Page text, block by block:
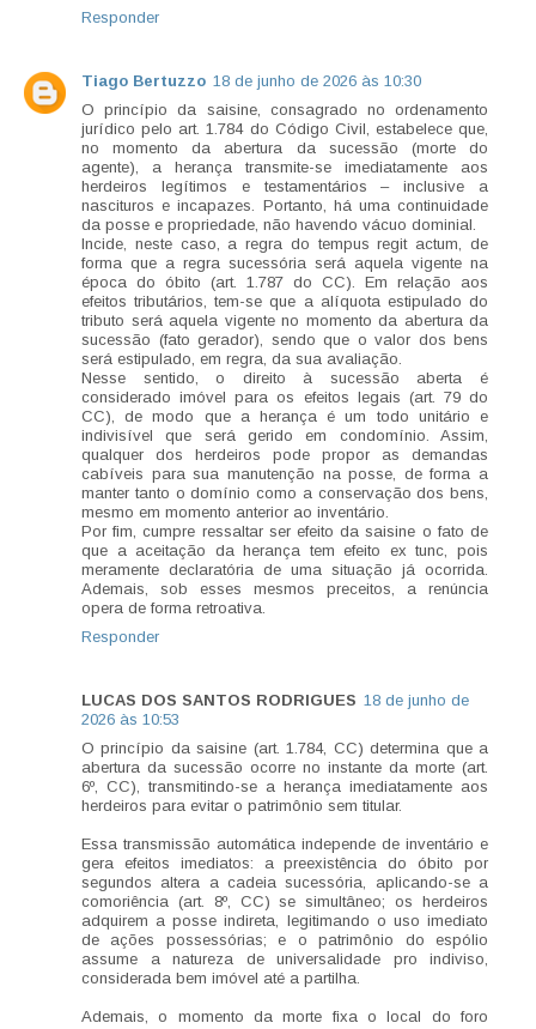
Responder
Tiago Bertuzzo 18 de junho de 2026 às 10:30
O princípio da saisine, consagrado no ordenamento
jurídico pelo art. 1.784 do Código Civil, estabelece que,
no momento da abertura da sucessão (morte do
agente), a herança transmite-se imediatamente aos
herdeiros legítimos e testamentários – inclusive a
nascituros e incapazes. Portanto, há uma continuidade
da posse e propriedade, não havendo vácuo dominial.
Incide, neste caso, a regra do tempus regit actum, de
forma que a regra sucessória será aquela vigente na
época do óbito (art. 1.787 do CC). Em relação aos
efeitos tributários, tem-se que a alíquota estipulado do
tributo será aquela vigente no momento da abertura da
sucessão (fato gerador), sendo que o valor dos bens
será estipulado, em regra, da sua avaliação.
Nesse sentido, o direito à sucessão aberta é
considerado imóvel para os efeitos legais (art. 79 do
CC), de modo que a herança é um todo unitário e
indivisível que será gerido em condomínio. Assim,
qualquer dos herdeiros pode propor as demandas
cabíveis para sua manutenção na posse, de forma a
manter tanto o domínio como a conservação dos bens,
mesmo em momento anterior ao inventário.
Por fim, cumpre ressaltar ser efeito da saisine o fato de
que a aceitação da herança tem efeito ex tunc, pois
meramente declaratória de uma situação já ocorrida.
Ademais, sob esses mesmos preceitos, a renúncia
opera de forma retroativa.
Responder
LUCAS DOS SANTOS RODRIGUES 18 de junho de
2026 às 10:53
O princípio da saisine (art. 1.784, CC) determina que a
abertura da sucessão ocorre no instante da morte (art.
6º, CC), transmitindo-se a herança imediatamente aos
herdeiros para evitar o patrimônio sem titular.
Essa transmissão automática independe de inventário e
gera efeitos imediatos: a preexistência do óbito por
segundos altera a cadeia sucessória, aplicando-se a
comoriência (art. 8º, CC) se simultâneo; os herdeiros
adquirem a posse indireta, legitimando o uso imediato
de ações possessórias; e o patrimônio do espólio
assume a natureza de universalidade pro indiviso,
considerada bem imóvel até a partilha.
Ademais, o momento da morte fixa o local do foro